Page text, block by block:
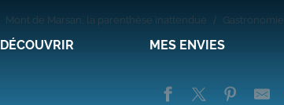
DÉCOUVRIR MES ENVIES
Mont de Marsan, la parenthèse inattendue Gastronomie